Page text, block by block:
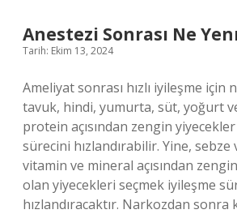
Anestezi Sonrası Ne
Tarih: Ekim 13, 2024
Ameliyat sonrası hızlı iyileşme için
tavuk, hindi, yumurta, süt, yoğurt
protein açısından zengin
sürecini hızlandırabilir. Yine,
vitamin ve mineral açısından
olan yiyecekleri seçmek iyileşme
hızlandıracaktır. Narkozdan sonra